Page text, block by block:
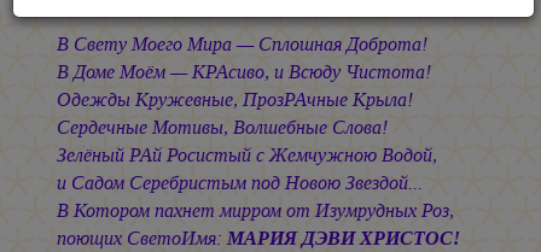
В Свету Моего Мира — Сплошная Доброта!
В Доме Моём — КРАсиво, и Всюду Чистота!
Одежды Кружевные, ПрозРАчные Крыла!
Сердечные Мотивы, Волшебные Слова!
Зелёный РАй Росистый с Жемчужною Водой,
и Садом Серебристым под Новою Звездой...
В Котором пахнет мирром от Изумрудных Роз,
поющих СветоИмя: МАРИЯ ДЭВИ ХРИСТОС!